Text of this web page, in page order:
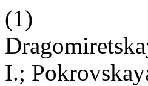
(1)
I.;